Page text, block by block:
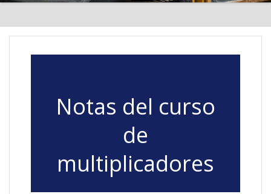
Notas del curso
de
multiplicadores